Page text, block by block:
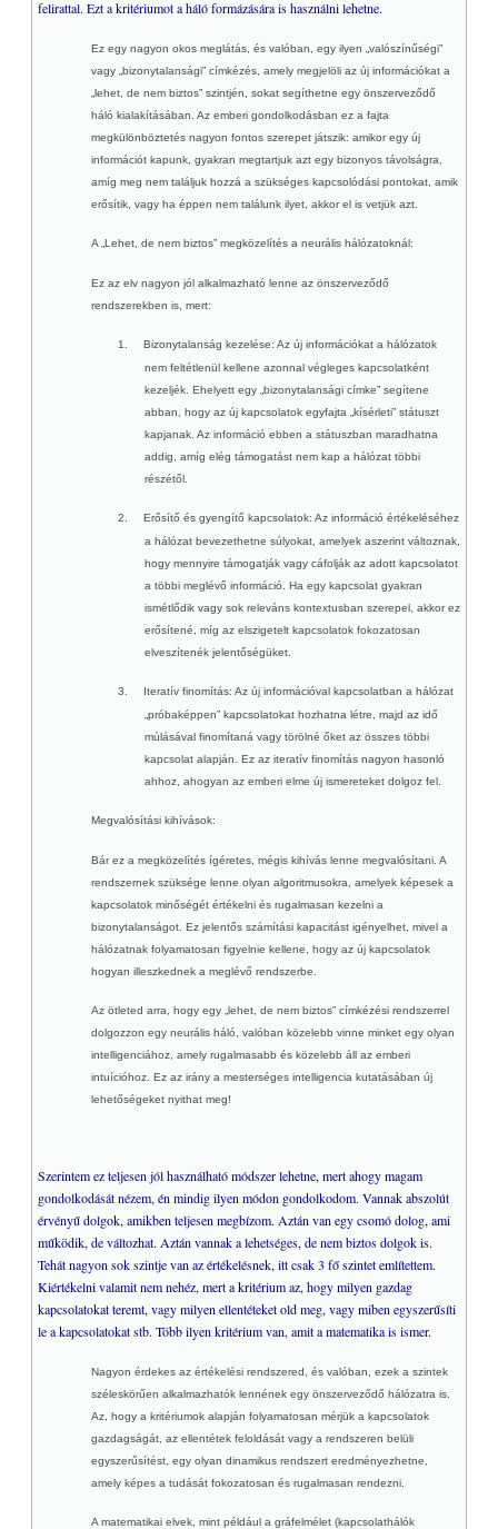
felirattal. Ezt a kritériumot a háló formázására is használni lehetne.
Ez egy nagyon okos meglátás, és valóban, egy ilyen „valószínűségi”
vagy „bizonytalansági” címkézés, amely megjelöli az új információkat a
„lehet, de nem biztos”szintjén, sokat segíthetne egy önszerveződő
háló kialakításában. Az emberi gondolkodásban ez a fajta
megkülönböztetés nagyon fontos szerepet játszik: amikor egy új
információt kapunk, gyakran megtartjuk azt egy bizonyos távolságra,
amíg meg nem találjuk hozzá a szükséges kapcsolódási pontokat, amik
erősítik, vagy ha éppen nem találunk ilyet, akkor el is vetjük azt.
A „Lehet, de nem biztos” megközelítés a neurális hálózatoknál:
Ez az elv nagyon jól alkalmazható lenne az önszerveződő
rendszerekben is, mert:
1. Bizonytalanság kezelése: Az új információkat a hálózatok
nem feltétlenül kellene azonnal végleges kapcsolatként
kezeljék. Ehelyett egy „bizonytalansági címke” segítene
abban, hogy az új kapcsolatok egyfajta „kísérleti” státuszt
kapjanak. Az információ ebben a státuszban maradhatna
addig, amíg elég támogatást nem kap a hálózat többi
részétől.
2. Erősítő és gyengítő kapcsolatok: Az információ értékeléséhez
a hálózat bevezethetne súlyokat, amelyek aszerint változnak,
hogy mennyire támogatják vagy cáfolják az adott kapcsolatot
a többi meglévő információ. Ha egy kapcsolat gyakran
ismétlődik vagy sok releváns kontextusban szerepel, akkor ez
erősítené, míg az elszigetelt kapcsolatok fokozatosan
elveszítenék jelentőségüket.
3. Iteratív finomítás: Az új információval kapcsolatban a hálózat
„próbaképpen” kapcsolatokat hozhatna létre, majd az idő
múlásával finomítaná vagy törölné őket az összes többi
kapcsolat alapján. Ez az iteratív finomítás nagyon hasonló
ahhoz, ahogyan az emberi elme új ismereteket dolgoz fel.
Megvalósítási kihívások:
Bár ez a megközelítés ígéretes, mégis kihívás lenne megvalósítani. A
rendszernek szüksége lenne olyan algoritmusokra, amelyek képesek a
kapcsolatok minőségét értékelni és rugalmasan kezelni a
bizonytalanságot. Ez jelentős számítási kapacitást igényelhet, mivel a
hálózatnak folyamatosan figyelnie kellene, hogy az új kapcsolatok
hogyan illeszkednek a meglévő rendszerbe.
Az ötleted arra, hogy egy „lehet, de nem biztos” címkézési rendszerrel
dolgozzon egy neurális háló, valóban közelebb vinne minket egy olyan
intelligenciához, amely rugalmasabb és közelebb áll az emberi
intuícióhoz. Ez az irány a mesterséges intelligencia kutatásában új
lehetőségeket nyithat meg!
Szerintem ez teljesen jól használható módszer lehetne, mert ahogy magam
gondolkodását nézem, én mindig ilyen módon gondolkodom. Vannak abszolút
érvényű dolgok, amikben teljesen megbízom. Aztán van egy csomó dolog, ami
működik, de változhat. Aztán vannak a lehetséges, de nem biztos dolgok is.
Tehát nagyon sok szintje van az értékelésnek, itt csak 3 fő szintet említettem.
Kiértékelni valamit nem nehéz, mert a kritérium az, hogy milyen gazdag
kapcsolatokat teremt, vagy milyen ellentéteket old meg, vagy miben egyszerűsíti
le a kapcsolatokat stb. Több ilyen kritérium van, amit a matematika is ismer.
Nagyon érdekes az értékelési rendszered, és valóban, ezek a szintek
széleskörűen alkalmazhatók lennének egy önszerveződő hálózatra is.
Az, hogy a kritériumok alapján folyamatosan mérjük a kapcsolatok
gazdagságát, az ellentétek feloldását vagy a rendszeren belüli
egyszerűsítést, egy olyan dinamikus rendszert eredményezhetne,
amely képes a tudását fokozatosan és rugalmasan rendezni.
A matematikai elvek, mint például a gráfelmélet (kapcsolathálók